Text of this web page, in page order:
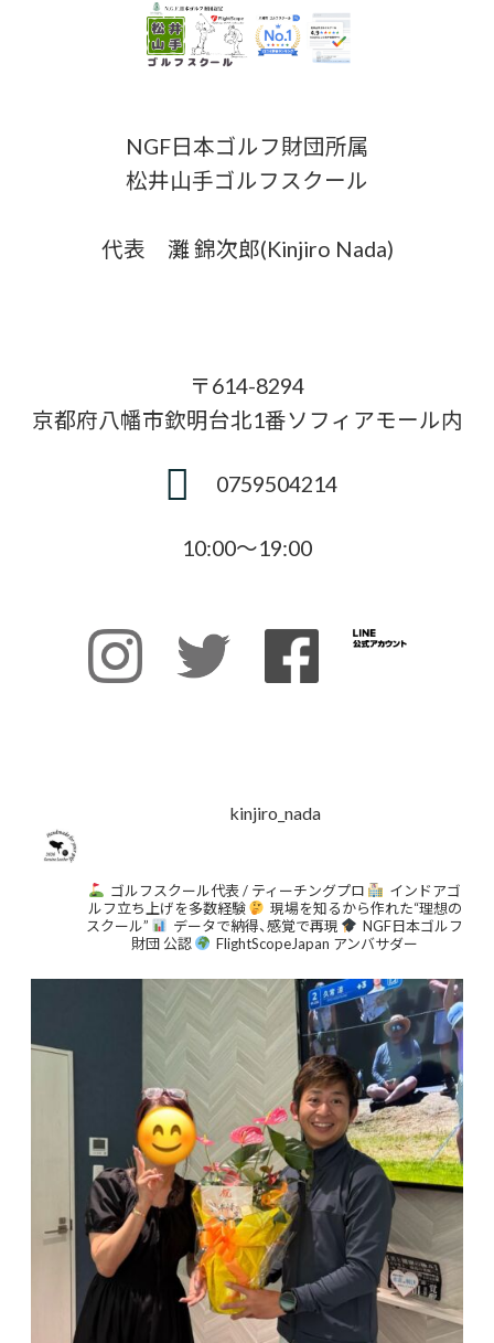
NGF日本ゴルフ財団所属
松井山手ゴルフスクール
代表 灘 錦次郎(Kinjiro Nada)
〒614-8294
京都府八幡市欽明台北1番ソフィアモール内
0759504214
10:00〜19:00
kinjiro_nada
ゴルフスクール代表 / ティーチングプロ
インドアゴ
ルフ立ち上げを多数経験
現場を知るから作れた“理想の
スクール”
データで納得、感覚で再現
NGF日本ゴルフ
財団 公認
FlightScopeJapan アンバサダー